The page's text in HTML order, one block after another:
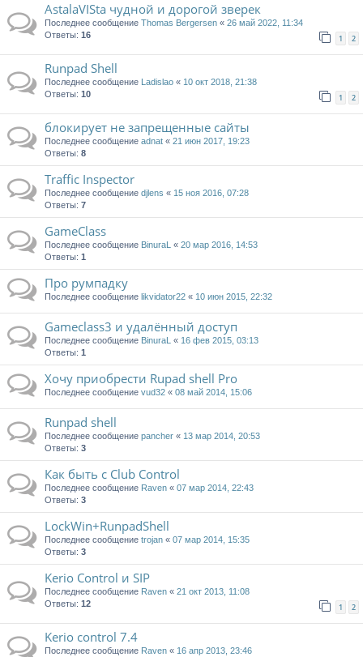
AstalaVISta чудной и дорогой зверек
Последнее сообщение Thomas Bergersen « 26 май 2022, 11:34
Ответы: 16 1 2
Runpad Shell
Последнее сообщение Ladislao « 10 окт 2018, 21:38
Ответы: 10 1 2
блокирует не запрещенные сайты
Последнее сообщение adnat « 21 июн 2017, 19:23
Ответы: 8
Traffic Inspector
Последнее сообщение djlens « 15 ноя 2016, 07:28
Ответы: 7
GameClass
Последнее сообщение BinuraL « 20 мар 2016, 14:53
Ответы: 1
Про румпадку
Последнее сообщение likvidator22 « 10 июн 2015, 22:32
Gameclass3 и удалённый доступ
Последнее сообщение BinuraL « 16 фев 2015, 03:13
Ответы: 1
Хочу приобрести Rupad shell Pro
Последнее сообщение vud32 « 08 май 2014, 15:06
Runpad shell
Последнее сообщение pancher « 13 мар 2014, 20:53
Ответы: 3
Как быть с Club Control
Последнее сообщение Raven « 07 мар 2014, 22:43
Ответы: 3
LockWin+RunpadShell
Последнее сообщение trojan « 07 мар 2014, 15:35
Ответы: 3
Kerio Control и SIP
Последнее сообщение Raven « 21 окт 2013, 11:08
Ответы: 12 1 2
Kerio control 7.4
Последнее сообщение Raven « 16 апр 2013, 23:46